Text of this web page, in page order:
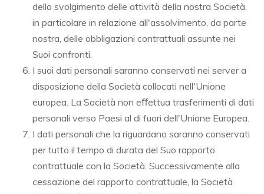
dello svolgimento delle attività della nostra Società,
in particolare in relazione all'assolvimento, da parte
nostra, delle obbligazioni contrattuali assunte nei
Suoi confronti.
I suoi dati personali saranno conservati nei server a
disposizione della Società collocati nell'Unione
europea. La Società non eﬀettua trasferimenti di dati
personali verso Paesi al di fuori dell'Unione Europea.
I dati personali che la riguardano saranno conservati
per tutto il tempo di durata del Suo rapporto
contrattuale con la Società. Successivamente alla
cessazione del rapporto contrattuale, la Società